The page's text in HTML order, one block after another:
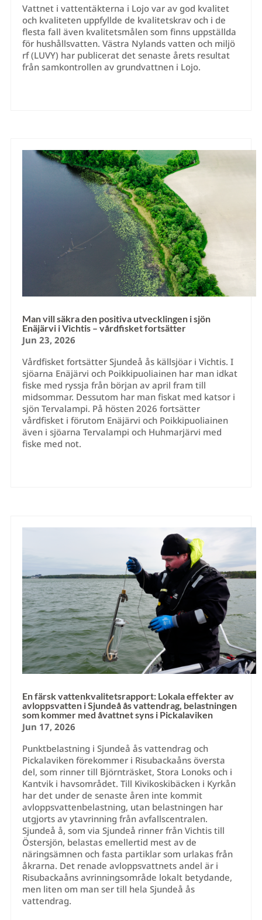
Vattnet i vattentäkterna i Lojo var av god kvalitet
och kvaliteten uppfyllde de kvalitetskrav och i de
flesta fall även kvalitetsmålen som finns uppställda
för hushållsvatten. Västra Nylands vatten och miljö
rf (LUVY) har publicerat det senaste årets resultat
från samkontrollen av grundvattnen i Lojo.
Man vill säkra den positiva utvecklingen i sjön
Enäjärvi i Vichtis – vårdfisket fortsätter
Jun 23, 2026
Vårdfisket fortsätter Sjundeå ås källsjöar i Vichtis. I
sjöarna Enäjärvi och Poikkipuoliainen har man idkat
fiske med ryssja från början av april fram till
midsommar. Dessutom har man fiskat med katsor i
sjön Tervalampi. På hösten 2026 fortsätter
vårdfisket i förutom Enäjärvi och Poikkipuoliainen
även i sjöarna Tervalampi och Huhmarjärvi med
fiske med not.
En färsk vattenkvalitetsrapport: Lokala effekter av
avloppsvatten i Sjundeå ås vattendrag, belastningen
som kommer med åvattnet syns i Pickalaviken
Jun 17, 2026
Punktbelastning i Sjundeå ås vattendrag och
Pickalaviken förekommer i Risubackaåns översta
del, som rinner till Björnträsket, Stora Lonoks och i
Kantvik i havsområdet. Till Kivikoskibäcken i Kyrkån
har det under de senaste åren inte kommit
avloppsvattenbelastning, utan belastningen har
utgjorts av ytavrinning från avfallscentralen.
Sjundeå å, som via Sjundeå rinner från Vichtis till
Östersjön, belastas emellertid mest av de
näringsämnen och fasta partiklar som urlakas från
åkrarna. Det renade avloppsvattnets andel är i
Risubackaåns avrinningsområde lokalt betydande,
men liten om man ser till hela Sjundeå ås
vattendrag.